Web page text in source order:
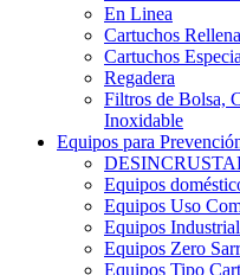
En Linea
Cartuchos
Cartuchos
Regadera
Filtros de Bolsa,
Inoxidable
Equipos para
Equipos
Equipos Uso
Equipos
Equipos Zero
Equipos Tipo